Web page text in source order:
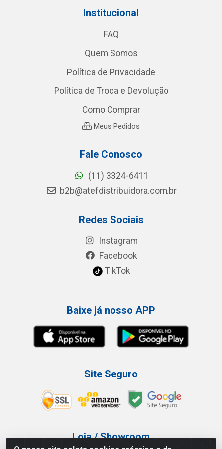
Institucional
FAQ
Quem Somos
Política de Privacidade
Política de Troca e Devolução
Como Comprar
Meus Pedidos
Fale Conosco
(11) 3324-6411
b2b@atefdistribuidora.com.br
Redes Sociais
Instagram
Facebook
TikTok
Baixe já nosso APP
Site Seguro
Loja / Showroom